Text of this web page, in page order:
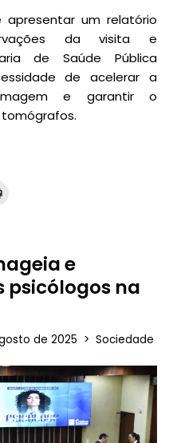
apresentar um relatório
da visita e
de Saúde Pública
de acelerar a
e garantir o
e
psicólogos na
de 2025 Sociedade